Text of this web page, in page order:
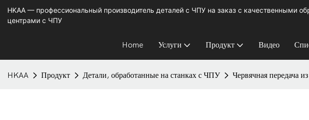
HKAA — профессиональный производитель деталей с ЧПУ на заказ с качественными
центрами с ЧПУ
Home Услуги Продукт Видео
HKAA Продукт Детали, обработанные на станках с ЧПУ Червячная передача